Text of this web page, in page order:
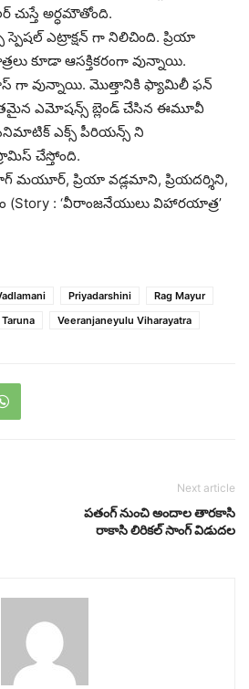
అర్ధమౌతోంది.
స్పెషల్ ఎట్రాక్షన్ గా నిలిచింది. ప్రియా
కూడా ఆసక్తికరంగా వున్నాయి.
గా వున్నాయి. మొత్తానికి ఫ్యామిలీ ఫన్
ఎమోషన్స్ బ్లెండ్ చేసిన ఈమూవీ
ఎక్స్ పీరియన్స్ ని
చేస్తోంది.
రాగ్ మయూర్, ప్రియా వడ్లమాని, ప్రియదర్శిని,
: ‘వీరాంజనేయులు విహారయాత్ర’
Priyadarshini
Rag Mayur
Taruna Veeranjaneyulu Viharayatra
Next article
పతంగ్‌ నుంచి అందాల తారకాసి
రాకాసి లిరికల్‌ సాంగ్‌ విడుదల